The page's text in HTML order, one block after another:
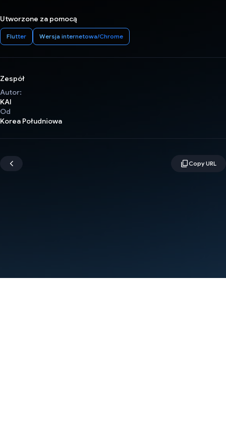
Utworzone za pomocą
Flutter Wersja internetowa/Chrome
Zespół
Autor:
KAI
Od
Korea Południowa